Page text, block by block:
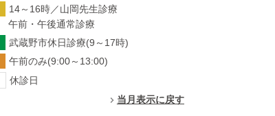
14～16時／山岡先生診療
午前・午後通常診療
武蔵野市休日診療(9～17時)
午前のみ(9:00～13:00)
休診日
当月表示に戻す